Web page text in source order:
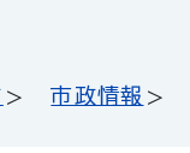
市政情報